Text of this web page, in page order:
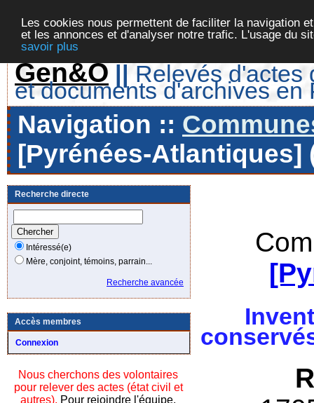
Les cookies nous permettent de faciliter la navigation
et les annonces et d'analyser notre trafic. L'usage du
savoir plus
Gen&O || Relevés d'actes
et documents d'archives en
Navigation ::
[Pyrénées-Atlantiques]
Recherche directe
Intéressé(e)
Mère, conjoint, témoins, parrain...
Recherche avancée
Accès membres
Connexion
Nous cherchons des volontaires
pour relever des actes (état civil et
autres). Pour rejoindre l'équipe,